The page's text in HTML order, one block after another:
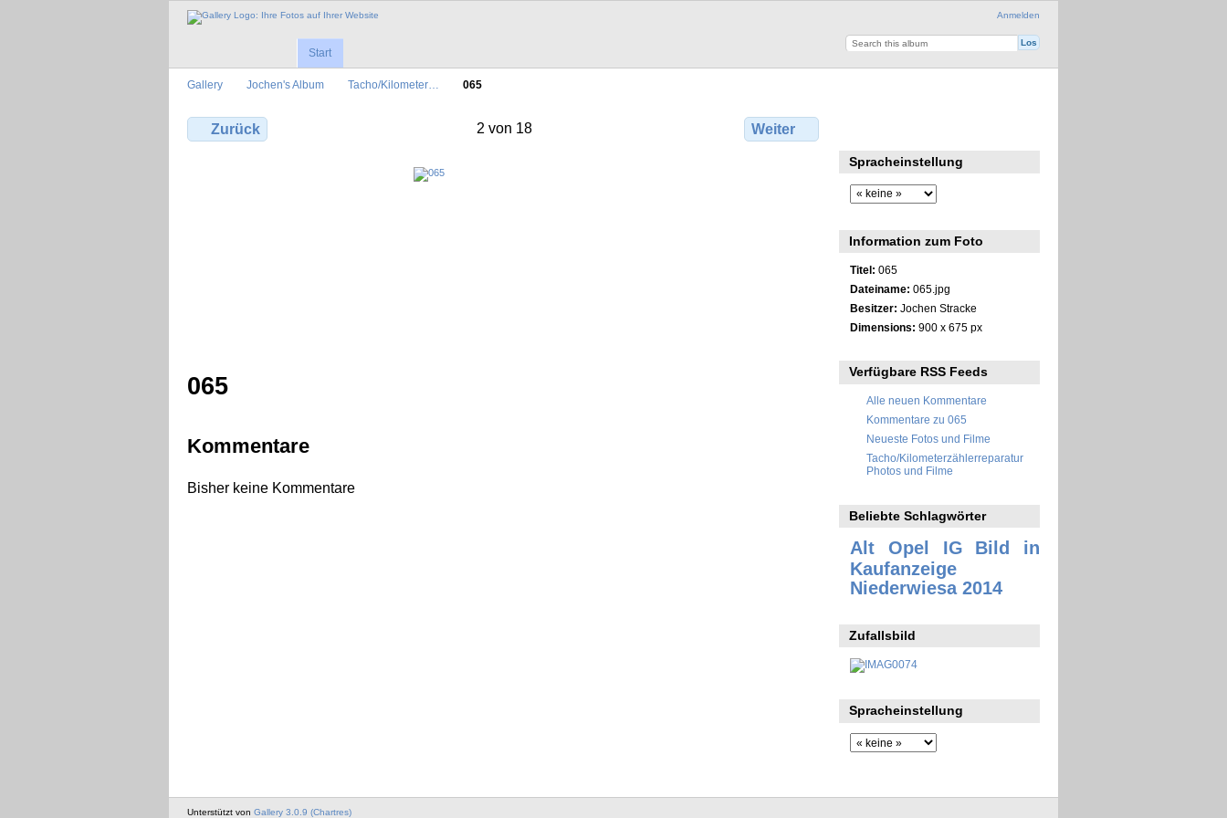
Anmelden
Start
Gallery Jochen's Album Tacho/Kilometer… 065
Zurück 2 von 18 Weiter
065
Kommentare
Bisher keine Kommentare
Spracheinstellung
Information zum Foto
Titel: 065
Dateiname: 065.jpg
Besitzer: Jochen Stracke
Dimensions: 900 x 675 px
Verfügbare RSS Feeds
Alle neuen Kommentare
Kommentare zu 065
Neueste Fotos und Filme
Tacho/Kilometerzählerreparatur
Photos und Filme
Beliebte Schlagwörter
Alt Opel IG
Bild in
Kaufanzeige
Niederwiesa 2014
Zufallsbild
Spracheinstellung
Unterstützt von Gallery 3.0.9 (Chartres)